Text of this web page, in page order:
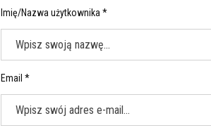
Imię/Nazwa użytkownika *
Email *